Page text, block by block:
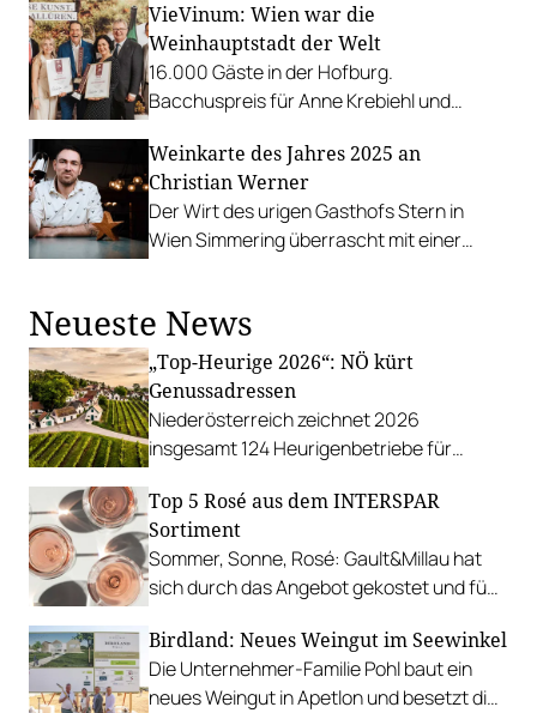
VieVinum: Wien war die
Weinhauptstadt der Welt
16.000 Gäste in der Hofburg.
Bacchuspreis für Anne Krebiehl und
Domäne Wachau.
Weinkarte des Jahres 2025 an
Christian Werner
Der Wirt des urigen Gasthofs Stern in
Wien Simmering überrascht mit einer
Neueste News
„Top-Heurige 2026“: NÖ kürt
Genussadressen
Niederösterreich zeichnet 2026
insgesamt 124 Heurigenbetriebe für
Top 5 Rosé aus dem INTERSPAR
Sortiment
Sommer, Sonne, Rosé: Gault&Millau hat
sich durch das Angebot gekostet und fünf
Birdland: Neues Weingut im Seewinkel
Die Unternehmer-Familie Pohl baut ein
neues Weingut in Apetlon und besetzt die